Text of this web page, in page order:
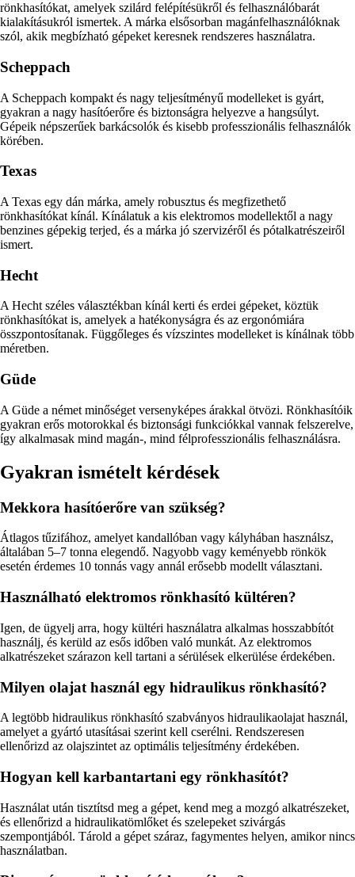
rönkhasítókat, amelyek szilárd felépítésükről és felhasználóbarát
kialakításukról ismertek. A márka elsősorban magánfelhasználóknak
szól, akik megbízható gépeket keresnek rendszeres használatra.
Scheppach
A Scheppach kompakt és nagy teljesítményű modelleket is gyárt,
gyakran a nagy hasítóerőre és biztonságra helyezve a hangsúlyt.
Gépeik népszerűek barkácsolók és kisebb professzionális felhasználók
körében.
Texas
A Texas egy dán márka, amely robusztus és megfizethető
rönkhasítókat kínál. Kínálatuk a kis elektromos modellektől a nagy
benzines gépekig terjed, és a márka jó szervizéről és pótalkatrészeiről
ismert.
Hecht
A Hecht széles választékban kínál kerti és erdei gépeket, köztük
rönkhasítókat is, amelyek a hatékonyságra és az ergonómiára
összpontosítanak. Függőleges és vízszintes modelleket is kínálnak több
méretben.
Güde
A Güde a német minőséget versenyképes árakkal ötvözi. Rönkhasítóik
gyakran erős motorokkal és biztonsági funkciókkal vannak felszerelve,
így alkalmasak mind magán-, mind félprofesszionális felhasználásra.
Gyakran ismételt kérdések
Mekkora hasítóerőre van szükség?
Átlagos tűzifához, amelyet kandallóban vagy kályhában használsz,
általában 5–7 tonna elegendő. Nagyobb vagy keményebb rönkök
esetén érdemes 10 tonnás vagy annál erősebb modellt választani.
Használható elektromos rönkhasító kültéren?
Igen, de ügyelj arra, hogy kültéri használatra alkalmas hosszabbítót
használj, és kerüld az esős időben való munkát. Az elektromos
alkatrészeket szárazon kell tartani a sérülések elkerülése érdekében.
Milyen olajat használ egy hidraulikus rönkhasító?
A legtöbb hidraulikus rönkhasító szabványos hidraulikaolajat használ,
amelyet a gyártó utasításai szerint kell cserélni. Rendszeresen
ellenőrizd az olajszintet az optimális teljesítmény érdekében.
Hogyan kell karbantartani egy rönkhasítót?
Használat után tisztítsd meg a gépet, kend meg a mozgó alkatrészeket,
és ellenőrizd a hidraulikatömlőket és szelepeket szivárgás
szempontjából. Tárold a gépet száraz, fagymentes helyen, amikor nincs
használatban.